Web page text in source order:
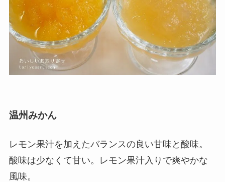
温州みかん
レモン果汁を加えたバランスの良い甘味と酸味。
酸味は少なくて甘い。レモン果汁入りで爽やかな
風味。